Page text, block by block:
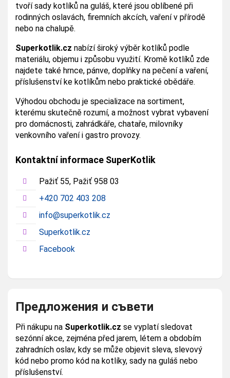
tvoří sady kotlíků na guláš, které jsou oblíbené při
rodinných oslavách, firemních akcích, vaření v přírodě
nebo na chalupě.
Superkotlik.cz nabízí široký výběr kotlíků podle
materiálu, objemu i způsobu využití. Kromě kotlíků zde
najdete také hrnce, pánve, doplňky na pečení a vaření,
příslušenství ke kotlíkům nebo praktické obědáře.
Výhodou obchodu je specializace na sortiment,
kterému skutečně rozumí, a možnost vybrat vybavení
pro domácnosti, zahrádkáře, chataře, milovníky
venkovního vaření i gastro provozy.
Kontaktní informace SuperKotlik
Pažiť 55, Pažiť 958 03
+420 702 403 208
info@superkotlik.cz
Superkotlik.cz
Facebook
Предложения и съвети
Při nákupu na Superkotlik.cz se vyplatí sledovat
sezónní akce, zejména před jarem, létem a obdobím
zahradních oslav, kdy se může objevit sleva, slevový
kód nebo promo kód na kotlíky, sady na guláš nebo
příslušenství.